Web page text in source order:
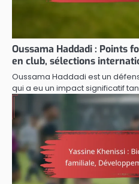
Oussama Haddadi : Points
en club, sélections
Oussama Haddadi est un
qui a eu un impact significatif